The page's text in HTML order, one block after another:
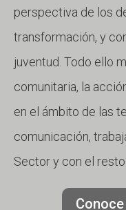
perspectiva de los
transformación, y
juventud. Todo ello
comunitaria, la
en el ámbito de las
comunicación,
Sector y con el